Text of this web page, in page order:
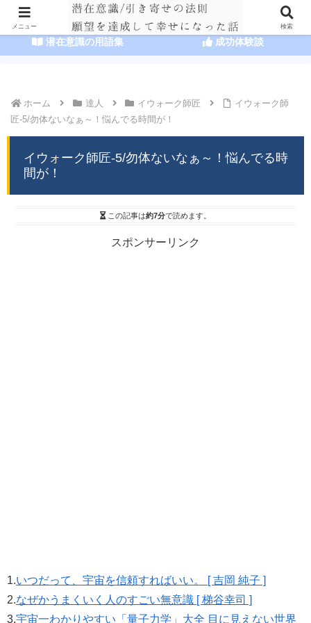
HOME 潜在意識の達人まとめ
潜在意識の用語集 成功体験談
ホーム 達人 イウォーク師匠
イウォーク師
匠-5/勿体ないなぁ～！悩んでる時間が！
イウォーク師匠-5/勿体ないなぁ～！悩んでる時
間が！
この記事は約7分で読めます。
スポンサーリンク
1.いつだって、宇宙を信頼すればいい。 [ 吉岡 純子 ]
2.なぜかうまくいく人のすごい無意識 [ 梯谷幸司 ]
3.宇宙一わかりやすい「量子力学」大全 目に見えない世界
メニュー 検索